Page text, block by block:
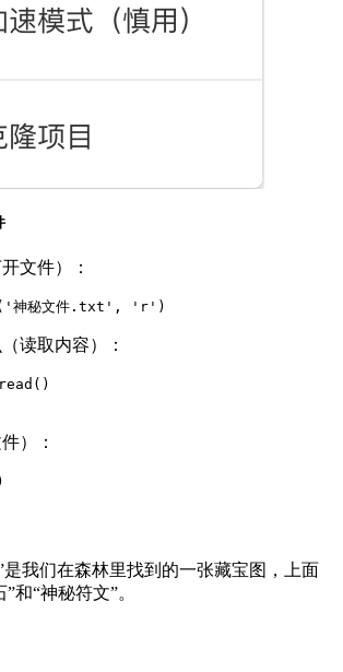
文件）：
'神秘文件.txt' , 'r' )
读取内容）：
read ()
）：
是我们在森林里找到的一张藏宝图，上面
和“神秘符文”。